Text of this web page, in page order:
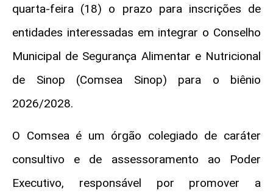
quarta-feira (18) o prazo para inscrições de
entidades interessadas em integrar o Conselho
Municipal de Segurança Alimentar e Nutricional
de Sinop (Comsea Sinop) para o biênio
2026/2028.
O Comsea é um órgão colegiado de caráter
consultivo e de assessoramento ao Poder
Executivo, responsável por promover a